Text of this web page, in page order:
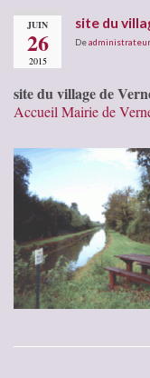
JUIN
26
2015
site du
Deadministrateur
site du village de
Accueil Mairie de